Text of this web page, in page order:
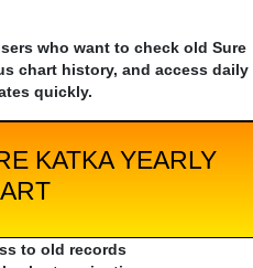
who want to check old Sure
chart history, and access daily
quickly.
KATKA YEARLY
to old records